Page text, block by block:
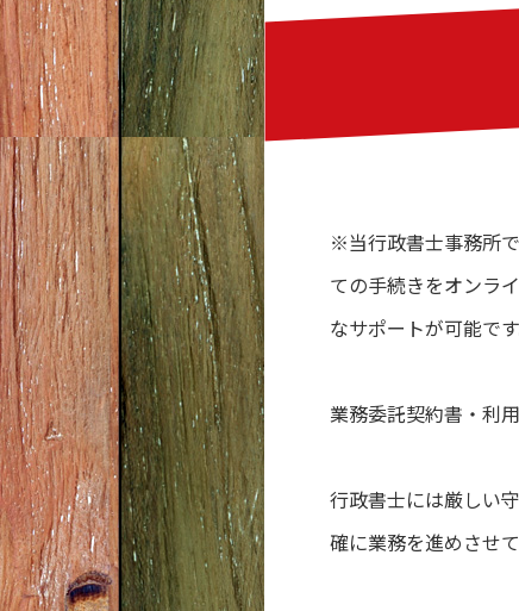
※当行政書士事務所
ての手続きをオンラ
なサポートが可能です
業務委託契約書・利
行政書士には厳しい
確に業務を進めさせ